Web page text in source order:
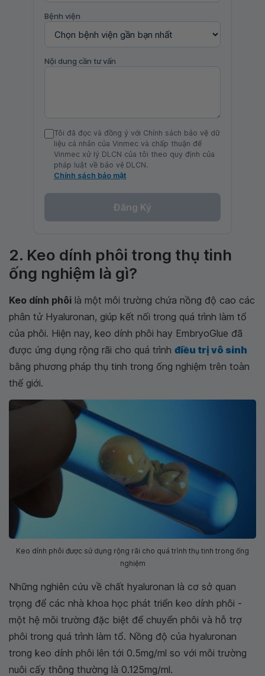
Bệnh viện
Nội dung cần tư vấn
Tôi đã đọc và đồng ý với Chính sách bảo vệ dữ
liệu cá nhân của Vinmec và chấp thuận để
Vinmec xử lý DLCN của tôi theo quy định của
pháp luật về bảo vệ DLCN.
Chính sách bảo mật
Đăng Ký
2. Keo dính phôi trong thụ tinh
ống nghiệm là gì?
Keo dính phôi là một môi trường chứa nồng độ cao các
phân tử Hyaluronan, giúp kết nối trong quá trình làm tổ
của phôi. Hiện nay, keo dính phôi hay EmbryoGlue đã
được ứng dụng rộng rãi cho quá trình điều trị vô sinh
bằng phương pháp thụ tinh trong ống nghiệm trên toàn
thế giới.
Keo dính phôi được sử dụng rộng rãi cho quá trình thụ tinh trong ống
nghiệm
Những nghiên cứu về chất hyaluronan là cơ sở quan
trọng để các nhà khoa học phát triển keo dính phôi -
một hệ môi trường đặc biệt để chuyển phôi và hỗ trợ
phôi trong quá trình làm tổ. Nồng độ của hyaluronan
trong keo dính phôi lên tới 0.5mg/ml so với môi trường
nuôi cấy thông thường là 0.125mg/ml.